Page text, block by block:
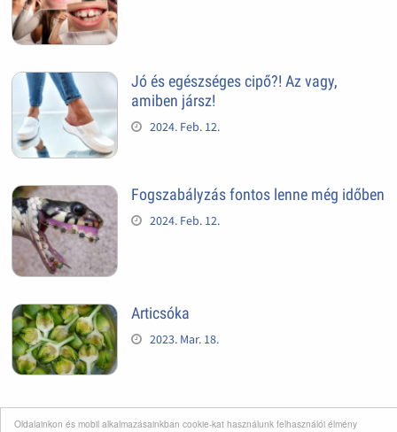
Oldalainkon és mobil alkalmazásainkban cookie-kat használunk felhasználói élmény
Jó és egészséges cipő?! Az vagy,
amiben jársz!
2024. Feb. 12.
Fogszabályzás fontos lenne még időben
2024. Feb. 12.
Articsóka
2023. Mar. 18.